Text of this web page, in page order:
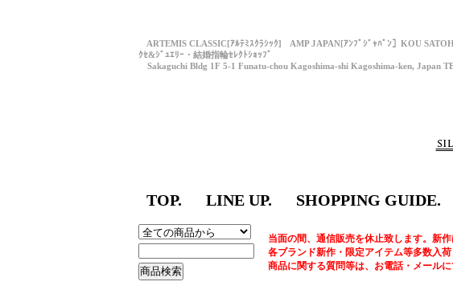
ARTEMIS CLASSIC[ｱﾙﾃﾐｽｸﾗｼｯｸ] AMP JAPAN[ｱﾝﾌﾟｼﾞｬﾊﾟﾝ］KOU
ｸｾ&ｼﾞｭｴﾘｰ・結婚指輪ｾﾚｸﾄｼｮｯﾌﾟ
Sakaguchi Bldg 1F 5-1 Funatu-chou Kagoshima-shi Kagoshima-ken, Japan
TOP. LINE UP. SHOPPING GUIDE.
当面の間、通信販売を休止致します。新
各ブランド新作・限定アイテム等多数入
商品に関する質問等は、お電話・メール